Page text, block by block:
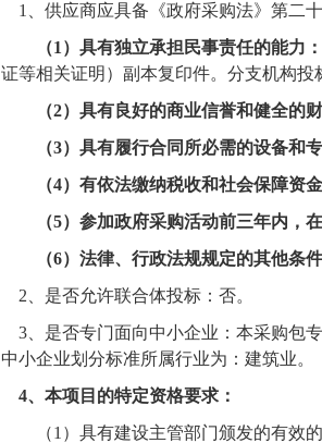
1
、供应商应具备《政府采购法》第二
（1 ）具有独立承担民事责任的能力 ：
证等相关证明）副本复印件。分支机构
（2）具有良好的商业信誉和健全的
（3）具有履行合同所必需的设备和
（4）有依法缴纳税收和社会保障资
（5）参加政府采购活动前三年内，
（6）法律、行政法规规定的其他条件
2 、是否允许联合体投标：否。
3 、是否专门面向中小企业： 本采购包
中小企业划分标准所属行业为：建筑业。
4、本项目的特定资格要求：
（1 ） 具有建设主管部门颁发的有效